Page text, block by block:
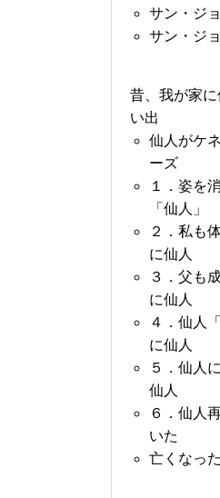
サン・ジ
サン・ジ
昔、我が家
い出
仙人がケ
ーズ
１．姿を
「仙人」
２．私も
に仙人
３．父も
に仙人
４．仙人
に仙人
５．仙人
仙人
６．仙人
いた
亡くなっ